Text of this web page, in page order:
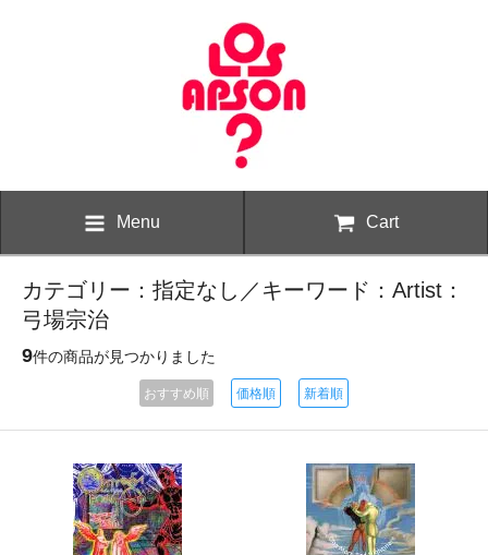
Menu Cart
カテゴリー：指定なし／キーワード：Artist：
弓場宗治
9件の商品が見つかりました
おすすめ順 価格順 新着順